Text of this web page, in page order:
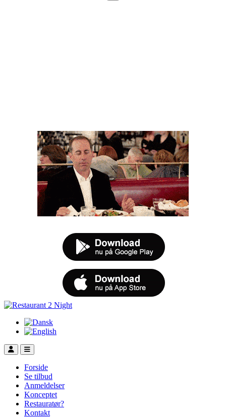
Forside
Se tilbud
Anmeldelser
Konceptet
Restauratør?
Kontakt